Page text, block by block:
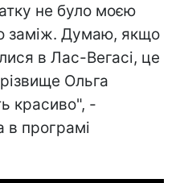
не було моєю
заміж. Думаю, якщо
в Лас-Вегасі, це
Ольга
красиво", -
в програмі